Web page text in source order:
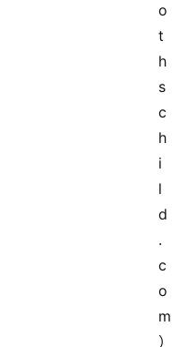
o
t
h
s
c
h
i
l
d
.
c
o
m
）